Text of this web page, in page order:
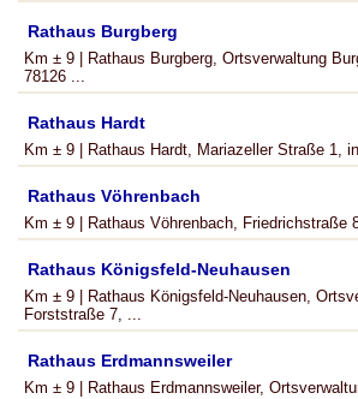
Rathaus Burgberg
Km ± 9 | Rathaus Burgberg, Ortsverwaltung
78126 ...
Rathaus Hardt
Km ± 9 | Rathaus Hardt, Mariazeller Straße 1,
Rathaus Vöhrenbach
Km ± 9 | Rathaus Vöhrenbach, Friedrichstraße
Rathaus Königsfeld-Neuhausen
Km ± 9 | Rathaus Königsfeld-Neuhausen,
Forststraße 7, ...
Rathaus Erdmannsweiler
Km ± 9 | Rathaus Erdmannsweiler,